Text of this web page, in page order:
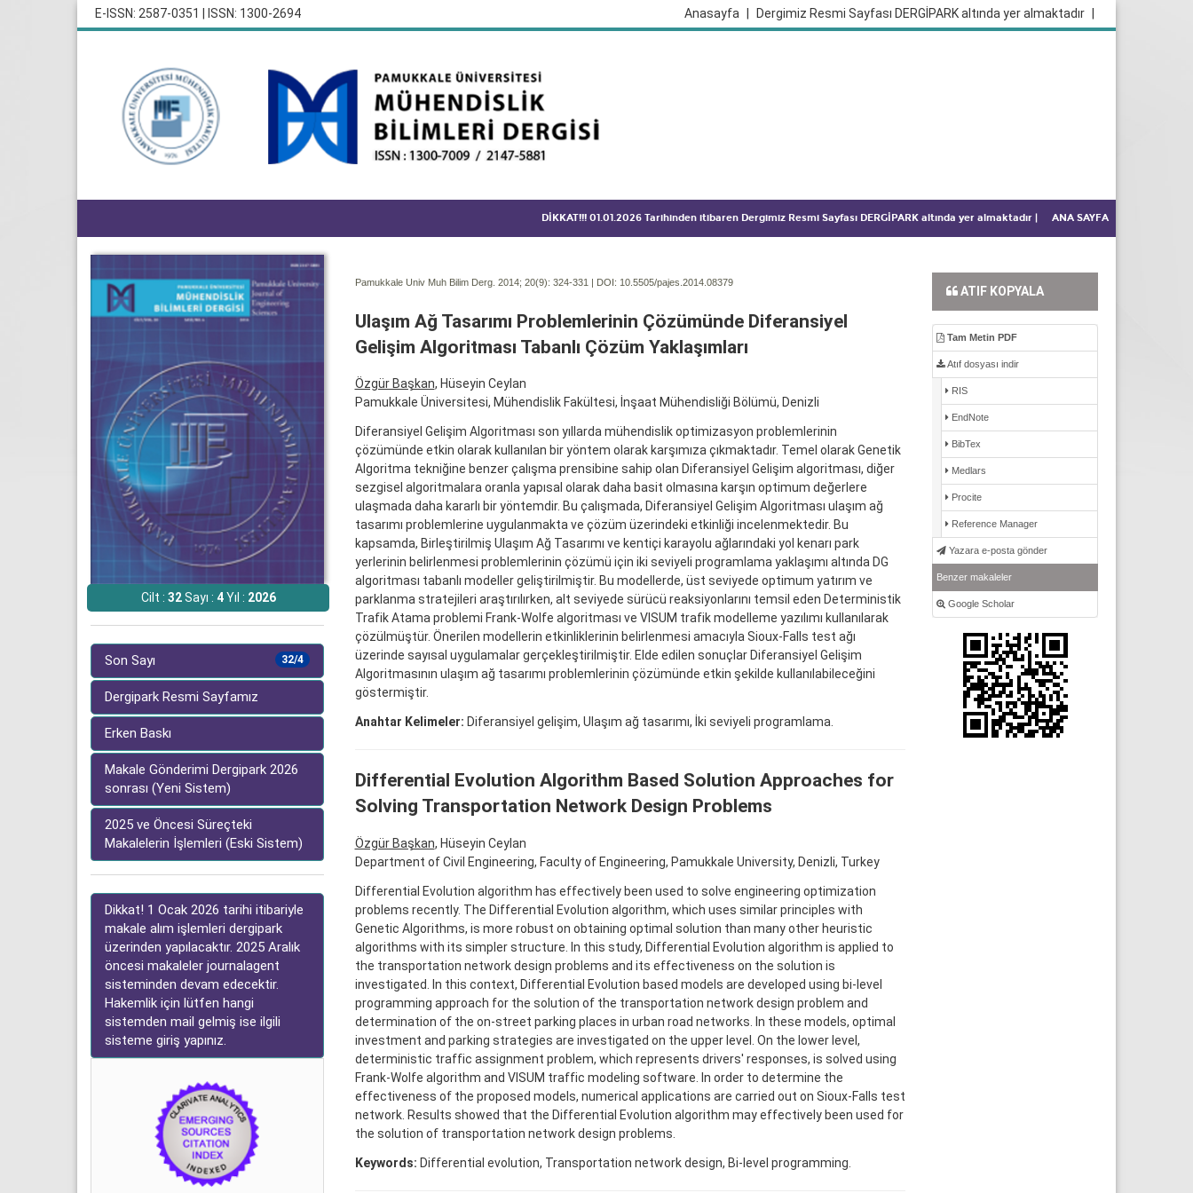
E-ISSN: 2587-0351 | ISSN: 1300-2694 Dergimiz Resmi Sayfası DERGİPARK altında yer almaktadır
Anasayfa
DİKKAT!!! 01.01.2026 Tarihinden itibaren Dergimiz Resmi Sayfası DERGİPARK altında yer almaktadır ANA SAYFA
Cilt : 32Sayı : 4Yıl : 2026
32/4
Son Sayı
Dergipark Resmi Sayfamız
Erken Baskı
Makale Gönderimi Dergipark 2026
sonrası (Yeni Sistem)
2025 ve Öncesi Süreçteki
Makalelerin İşlemleri (Eski Sistem)
Dikkat! 1 Ocak 2026 tarihi itibariyle
makale alım işlemleri dergipark
üzerinden yapılacaktır. 2025 Aralık
öncesi makaleler journalagent
sisteminden devam edecektir.
Hakemlik için lütfen hangi
sistemden mail gelmiş ise ilgili
sisteme giriş yapınız.
Pamukkale Univ Muh Bilim Derg. 2014; 20(9): 324-331 | DOI: 10.5505/pajes.2014.08379
Ulaşım Ağ Tasarımı Problemlerinin Çözümünde Diferansiyel
Gelişim Algoritması Tabanlı Çözüm Yaklaşımları
Özgür Başkan, Hüseyin Ceylan
Pamukkale Üniversitesi, Mühendislik Fakültesi, İnşaat Mühendisliği Bölümü, Denizli
Diferansiyel Gelişim Algoritması son yıllarda mühendislik optimizasyon problemlerinin
çözümünde etkin olarak kullanılan bir yöntem olarak karşımıza çıkmaktadır. Temel olarak Genetik
Algoritma tekniğine benzer çalışma prensibine sahip olan Diferansiyel Gelişim algoritması, diğer
sezgisel algoritmalara oranla yapısal olarak daha basit olmasına karşın optimum değerlere
ulaşmada daha kararlı bir yöntemdir. Bu çalışmada, Diferansiyel Gelişim Algoritması ulaşım ağ
tasarımı problemlerine uygulanmakta ve çözüm üzerindeki etkinliği incelenmektedir. Bu
kapsamda, Birleştirilmiş Ulaşım Ağ Tasarımı ve kentiçi karayolu ağlarındaki yol kenarı park
yerlerinin belirlenmesi problemlerinin çözümü için iki seviyeli programlama yaklaşımı altında DG
algoritması tabanlı modeller geliştirilmiştir. Bu modellerde, üst seviyede optimum yatırım ve
parklanma stratejileri araştırılırken, alt seviyede sürücü reaksiyonlarını temsil eden Deterministik
Trafik Atama problemi Frank-Wolfe algoritması ve VISUM trafik modelleme yazılımı kullanılarak
çözülmüştür. Önerilen modellerin etkinliklerinin belirlenmesi amacıyla Sioux-Falls test ağı
üzerinde sayısal uygulamalar gerçekleştirilmiştir. Elde edilen sonuçlar Diferansiyel Gelişim
Algoritmasının ulaşım ağ tasarımı problemlerinin çözümünde etkin şekilde kullanılabileceğini
göstermiştir.
Anahtar Kelimeler: Diferansiyel gelişim, Ulaşım ağ tasarımı, İki seviyeli programlama.
Differential Evolution Algorithm Based Solution Approaches for
Solving Transportation Network Design Problems
Özgür Başkan, Hüseyin Ceylan
Department of Civil Engineering, Faculty of Engineering, Pamukkale University, Denizli, Turkey
Differential Evolution algorithm has effectively been used to solve engineering optimization
problems recently. The Differential Evolution algorithm, which uses similar principles with
Genetic Algorithms, is more robust on obtaining optimal solution than many other heuristic
algorithms with its simpler structure. In this study, Differential Evolution algorithm is applied to
the transportation network design problems and its effectiveness on the solution is
investigated. In this context, Differential Evolution based models are developed using bi-level
programming approach for the solution of the transportation network design problem and
determination of the on-street parking places in urban road networks. In these models, optimal
investment and parking strategies are investigated on the upper level. On the lower level,
deterministic traffic assignment problem, which represents drivers' responses, is solved using
Frank-Wolfe algorithm and VISUM traffic modeling software. In order to determine the
effectiveness of the proposed models, numerical applications are carried out on Sioux-Falls test
network. Results showed that the Differential Evolution algorithm may effectively been used for
the solution of transportation network design problems.
Keywords: Differential evolution, Transportation network design, Bi-level programming.
ATIF KOPYALA
Tam Metin PDF
Atıf dosyası indir
RIS
EndNote
BibTex
Medlars
Procite
Reference Manager
Yazara e-posta gönder
Benzer makaleler
Google Scholar